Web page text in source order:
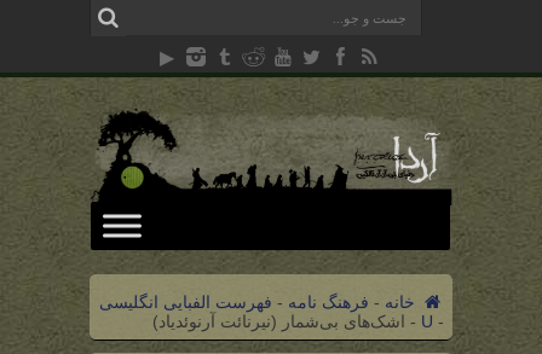
خانه - فرهنگ نامه - فهرست الفبایی انگلیسی
-
U
- اشک‌های بی‌شمار (نیرنائت آرنوئدیاد)